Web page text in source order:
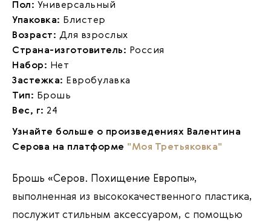
Пол: Универсальный
Упаковка: Блистер
Возраст: Для взрослых
Страна-изготовитель: Россия
Набор: Нет
Застежка: Евробулавка
Тип: Брошь
Вес, г: 24
Узнайте больше о произведениях Валентина
Серова на платформе "Моя Третьяковка"
Брошь «Серов. Похищение Европы»,
выполненная из высококачественного пластика,
послужит стильным аксессуаром, с помощью